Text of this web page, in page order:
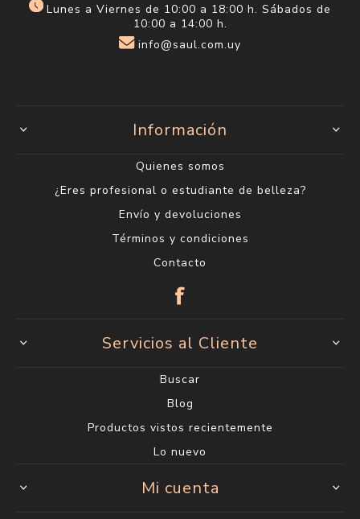
Lunes a Viernes de 10:00 a 18:00 h. Sábados de
10:00 a 14:00 h.
info@saul.com.uy
Información
Quienes somos
¿Eres profesional o estudiante de belleza?
Envío y devoluciones
Términos y condiciones
Contacto
Servicios al Cliente
Buscar
Blog
Productos vistos recientemente
Lo nuevo
Mi cuenta